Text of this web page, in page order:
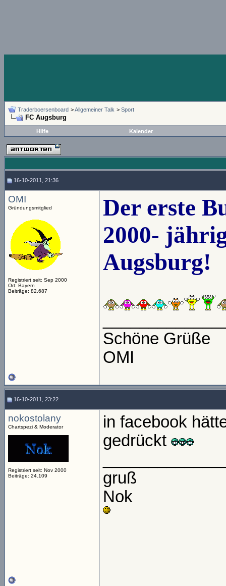
Traderboersenboard >Allgemeiner Talk > Sport
FC Augsburg
Hilfe Kalender
16-10-2011, 21:36
OMI
Gründungsmitglied
Registriert seit: Sep 2000
Ort: Bayern
Beiträge: 82.687
Der erste
2000-
Augsburg!
Schöne Grüße
OMI
16-10-2011, 23:22
nokostolany
Chartspezi & Moderator
Registriert seit: Nov 2000
Beiträge: 24.109
in facebook
gedrückt
gruß
Nok